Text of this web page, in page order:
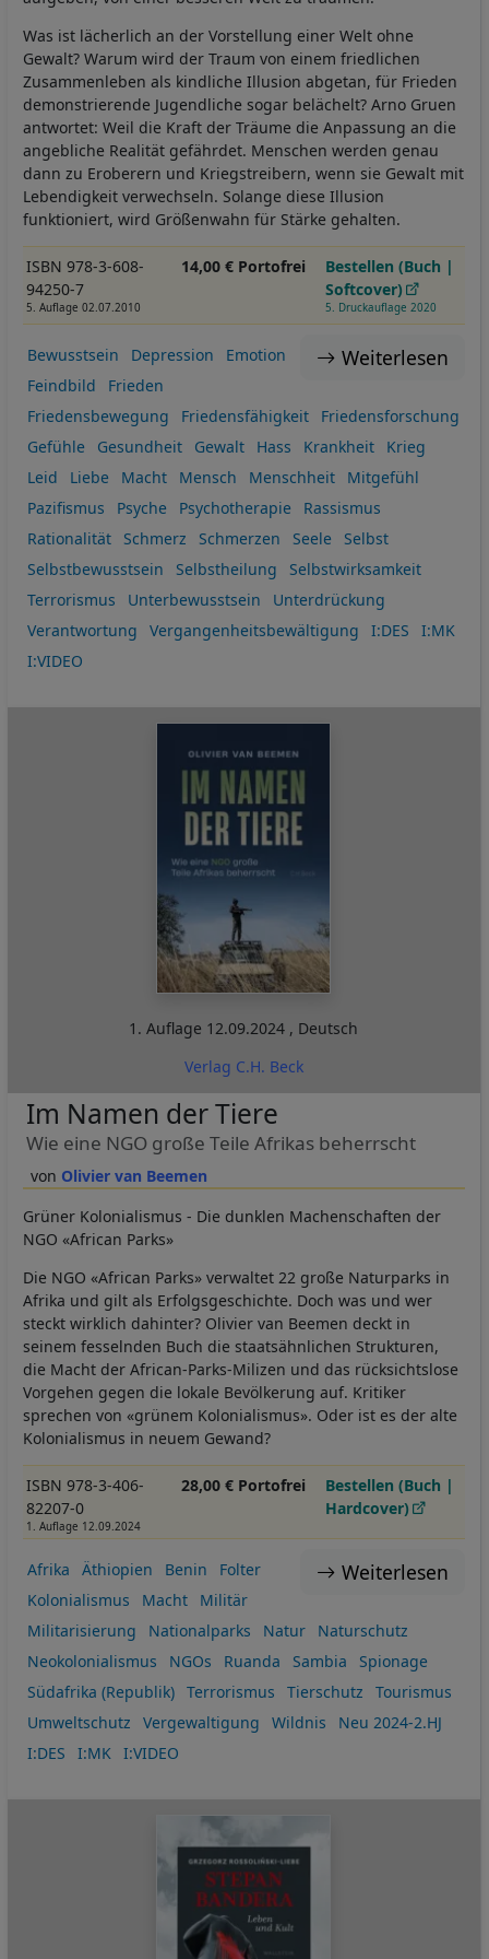
Was ist lächerlich an der Vorstellung einer Welt ohne
Gewalt? Warum wird der Traum von einem friedlichen
Zusammenleben als kindliche Illusion abgetan, für Frieden
demonstrierende Jugendliche sogar belächelt? Arno Gruen
antwortet: Weil die Kraft der Träume die Anpassung an die
angebliche Realität gefährdet. Menschen werden genau
dann zu Eroberern und Kriegstreibern, wenn sie Gewalt mit
Lebendigkeit verwechseln. Solange diese Illusion
funktioniert, wird Größenwahn für Stärke gehalten.
ISBN 978-3-608-
94250-7
5. Auflage 02.07.2010
14,00 € Portofrei
Bestellen (Buch |
Softcover)
5. Druckauflage 2020
Weiterlesen
Bewusstsein Depression
Emotion
Feindbild
Frieden
Friedensbewegung
Friedensfähigkeit
Friedensforschung
Gefühle
Gesundheit Gewalt Hass Krankheit
Krieg
Leid
Liebe Macht Mensch Menschheit
Mitgefühl
Pazifismus
Psyche Psychotherapie
Rassismus
Rationalität
Schmerz Schmerzen Seele
Selbst
Selbstbewusstsein
Selbstheilung
Selbstwirksamkeit
Terrorismus
Unterbewusstsein
Unterdrückung
Verantwortung
Vergangenheitsbewältigung I:DES
I:MK
I:VIDEO
1. Auflage 12.09.2024 , Deutsch
Verlag C.H. Beck
Olivier van Beemen
Im Namen der Tiere
Wie eine NGO große Teile Afrikas beherrscht
Grüner Kolonialismus - Die dunklen Machenschaften der
NGO «African Parks»
Die NGO «African Parks» verwaltet 22 große Naturparks in
Afrika und gilt als Erfolgsgeschichte. Doch was und wer
steckt wirklich dahinter? Olivier van Beemen deckt in
seinem fesselnden Buch die staatsähnlichen Strukturen,
die Macht der African-Parks-Milizen und das rücksichtslose
Vorgehen gegen die lokale Bevölkerung auf. Kritiker
sprechen von «grünem Kolonialismus». Oder ist es der alte
Kolonialismus in neuem Gewand?
ISBN 978-3-406-
82207-0
1. Auflage 12.09.2024
28,00 € Portofrei
Bestellen (Buch |
Hardcover)
Weiterlesen
Afrika Äthiopien Benin
Folter
Kolonialismus
Macht
Militär
Militarisierung
Nationalparks Natur
Naturschutz
Neokolonialismus
NGOs Ruanda Sambia
Spionage
Südafrika (Republik)
Terrorismus Tierschutz
Tourismus
Umweltschutz
Vergewaltigung Wildnis
Neu 2024-2.HJ
I:DES
I:MK I:VIDEO